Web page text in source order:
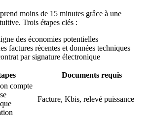
moins de 15 minutes grâce à une
Trois étapes clés :
des économies potentielles
factures récentes et données techniques
par signature électronique
Documents requis
compte
Facture, Kbis, relevé puissance